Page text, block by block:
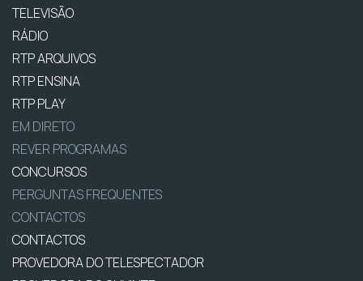
TELEVISÃO
RÁDIO
RTP ARQUIVOS
RTP ENSINA
RTP PLAY
EM DIRETO
REVER PROGRAMAS
CONCURSOS
PERGUNTAS FREQUENTES
CONTACTOS
CONTACTOS
PROVEDORA DO TELESPECTADOR